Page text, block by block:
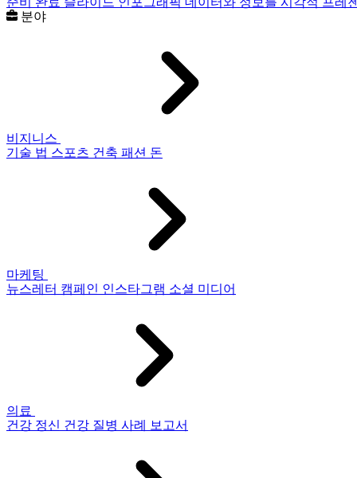
분야
비지니스
기술 법 스포츠 건축 패션 돈
마케팅
뉴스레터 캠페인 인스타그램 소셜 미디어
의료
건강 정신 건강 질병 사례 보고서